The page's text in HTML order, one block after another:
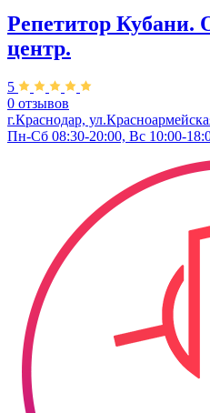
Репетитор Кубани.
центр.
5
0 отзывов
г.Краснодар,
Пн-Сб 08:30-20:00, Вс 10:00-